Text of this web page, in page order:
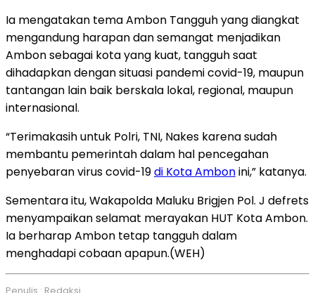
Ia mengatakan tema Ambon Tangguh yang diangkat
mengandung harapan dan semangat menjadikan
Ambon sebagai kota yang kuat, tangguh saat
dihadapkan dengan situasi pandemi covid-19, maupun
tantangan lain baik berskala lokal, regional, maupun
internasional.
“Terimakasih untuk Polri, TNI, Nakes karena sudah
membantu pemerintah dalam hal pencegahan
penyebaran virus covid-19di Kota Ambonini,” katanya.
Sementara itu, Wakapolda Maluku Brigjen Pol. J defrets
menyampaikan selamat merayakan HUT Kota Ambon.
Ia berharap Ambon tetap tangguh dalam
menghadapi cobaan apapun.(WEH)